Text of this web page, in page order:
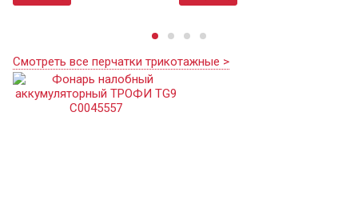
Смотреть все перчатки трикотажные >